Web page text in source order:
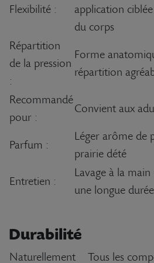
Flexibilité :
application
du corps
Répartition
de la pression
:
Forme
répartition
Recommandé
pour :
Convient aux
Parfum :
Léger arôme de
prairie dété
Entretien :
Lavage à la
une longue
Durabilité
Naturellement Tous les